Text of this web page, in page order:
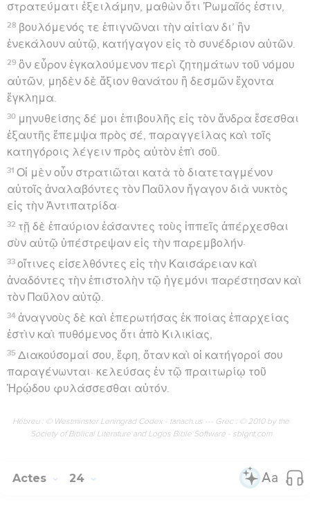
στρατεύματι ἐξειλάμην, μαθὼν ὅτι Ῥωμαῖός ἐστιν,
28 βουλόμενός τε ἐπιγνῶναι τὴν αἰτίαν δι’ ἣν
ἐνεκάλουν αὐτῷ, κατήγαγον εἰς τὸ συνέδριον αὐτῶν.
29 ὃν εὗρον ἐγκαλούμενον περὶ ζητημάτων τοῦ νόμου
αὐτῶν, μηδὲν δὲ ἄξιον θανάτου ἢ δεσμῶν ἔχοντα
ἔγκλημα.
30 μηνυθείσης δέ μοι ἐπιβουλῆς εἰς τὸν ἄνδρα ἔσεσθαι
ἐξαυτῆς ἔπεμψα πρὸς σέ, παραγγείλας καὶ τοῖς
κατηγόροις λέγειν πρὸς αὐτὸν ἐπὶ σοῦ.
31 Οἱ μὲν οὖν στρατιῶται κατὰ τὸ διατεταγμένον
αὐτοῖς ἀναλαβόντες τὸν Παῦλον ἤγαγον διὰ νυκτὸς
εἰς τὴν Ἀντιπατρίδα·
32 τῇ δὲ ἐπαύριον ἐάσαντες τοὺς ἱππεῖς ἀπέρχεσθαι
σὺν αὐτῷ ὑπέστρεψαν εἰς τὴν παρεμβολήν·
33 οἵτινες εἰσελθόντες εἰς τὴν Καισάρειαν καὶ
ἀναδόντες τὴν ἐπιστολὴν τῷ ἡγεμόνι παρέστησαν καὶ
τὸν Παῦλον αὐτῷ.
34 ἀναγνοὺς δὲ καὶ ἐπερωτήσας ἐκ ποίας ἐπαρχείας
ἐστὶν καὶ πυθόμενος ὅτι ἀπὸ Κιλικίας,
35 Διακούσομαί σου, ἔφη, ὅταν καὶ οἱ κατήγοροί σου
παραγένωνται· κελεύσας ἐν τῷ πραιτωρίῳ τοῦ
Ἡρῴδου φυλάσσεσθαι αὐτόν.
Hébreu : © Westminster Leningrad Codex - tanach.us --- Grec : © 2010 by the
Society of Biblical Literature and Logos Bible Software - sblgnt.com
Actes 24